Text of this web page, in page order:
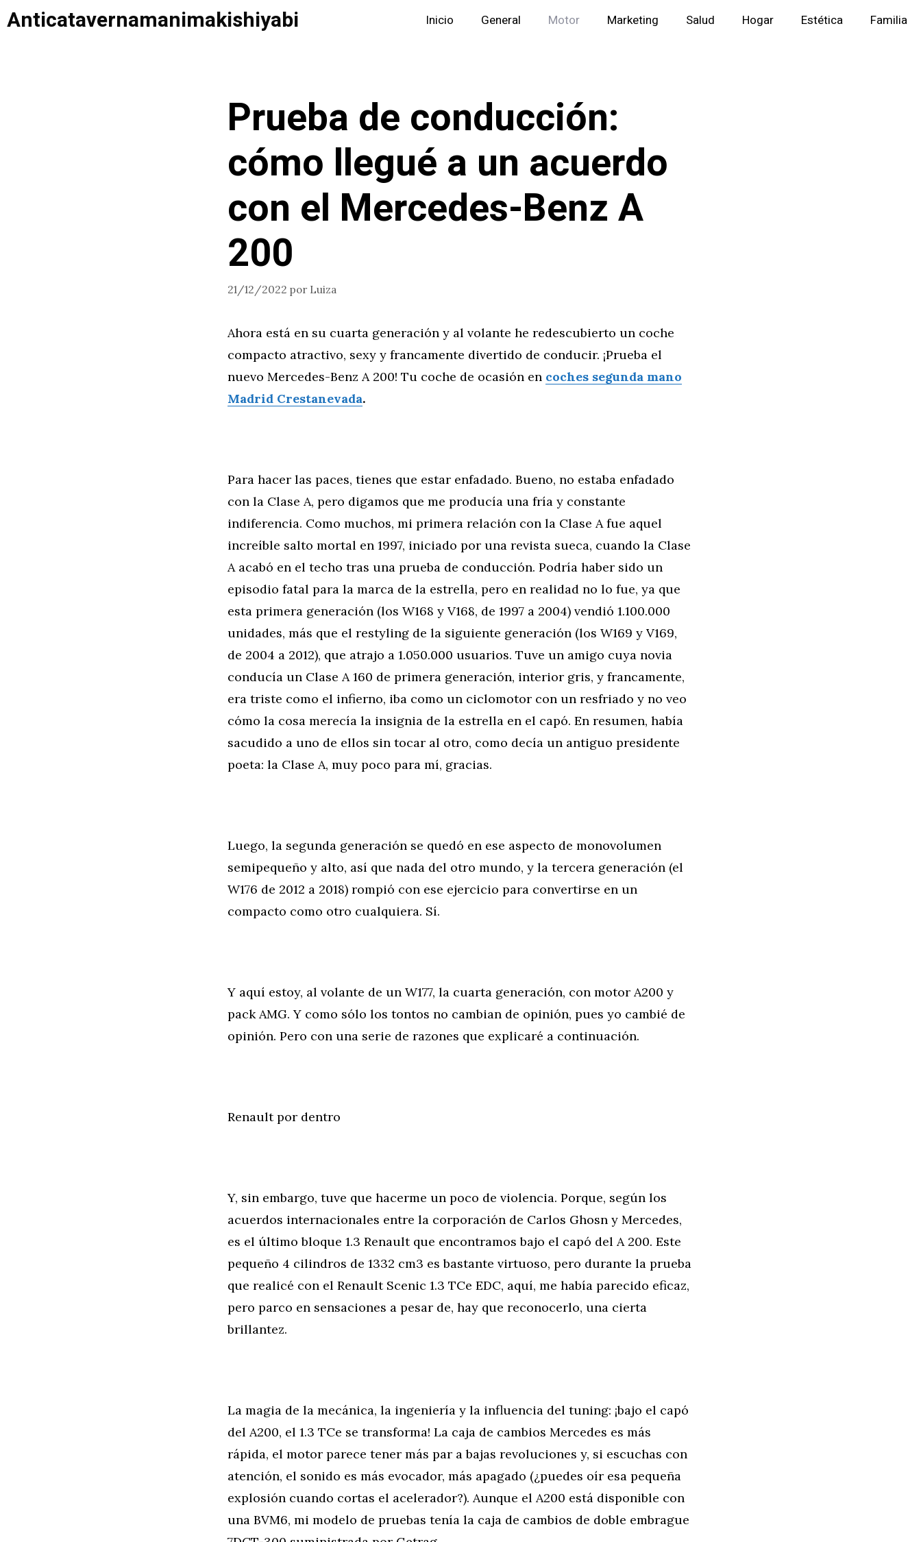
Saltar
alAnticatavernamanimakishiyabi Inicio General Motor Marketing Salud Hogar Estética Familia
Prueba de conducción:
cómo llegué a un acuerdo
con el Mercedes-Benz A
200
21/12/2022 por Luiza
Ahora está en su cuarta generación y al volante he redescubierto un coche
compacto atractivo, sexy y francamente divertido de conducir. ¡Prueba el
nuevo Mercedes-Benz A 200! Tu coche de ocasión en coches segunda mano
Madrid Crestanevada.
Para hacer las paces, tienes que estar enfadado. Bueno, no estaba enfadado
con la Clase A, pero digamos que me producía una fría y constante
indiferencia. Como muchos, mi primera relación con la Clase A fue aquel
increíble salto mortal en 1997, iniciado por una revista sueca, cuando la Clase
A acabó en el techo tras una prueba de conducción. Podría haber sido un
episodio fatal para la marca de la estrella, pero en realidad no lo fue, ya que
esta primera generación (los W168 y V168, de 1997 a 2004) vendió 1.100.000
unidades, más que el restyling de la siguiente generación (los W169 y V169,
de 2004 a 2012), que atrajo a 1.050.000 usuarios. Tuve un amigo cuya novia
conducía un Clase A 160 de primera generación, interior gris, y francamente,
era triste como el infierno, iba como un ciclomotor con un resfriado y no veo
cómo la cosa merecía la insignia de la estrella en el capó. En resumen, había
sacudido a uno de ellos sin tocar al otro, como decía un antiguo presidente
poeta: la Clase A, muy poco para mí, gracias.
Luego, la segunda generación se quedó en ese aspecto de monovolumen
semipequeño y alto, así que nada del otro mundo, y la tercera generación (el
W176 de 2012 a 2018) rompió con ese ejercicio para convertirse en un
compacto como otro cualquiera. Sí.
Y aquí estoy, al volante de un W177, la cuarta generación, con motor A200 y
pack AMG. Y como sólo los tontos no cambian de opinión, pues yo cambié de
opinión. Pero con una serie de razones que explicaré a continuación.
Renault por dentro
Y, sin embargo, tuve que hacerme un poco de violencia. Porque, según los
acuerdos internacionales entre la corporación de Carlos Ghosn y Mercedes,
es el último bloque 1.3 Renault que encontramos bajo el capó del A 200. Este
pequeño 4 cilindros de 1332 cm3 es bastante virtuoso, pero durante la prueba
que realicé con el Renault Scenic 1.3 TCe EDC, aquí, me había parecido eficaz,
pero parco en sensaciones a pesar de, hay que reconocerlo, una cierta
brillantez.
La magia de la mecánica, la ingeniería y la influencia del tuning: ¡bajo el capó
del A200, el 1.3 TCe se transforma! La caja de cambios Mercedes es más
rápida, el motor parece tener más par a bajas revoluciones y, si escuchas con
atención, el sonido es más evocador, más apagado (¿puedes oír esa pequeña
explosión cuando cortas el acelerador?). Aunque el A200 está disponible con
una BVM6, mi modelo de pruebas tenía la caja de cambios de doble embrague